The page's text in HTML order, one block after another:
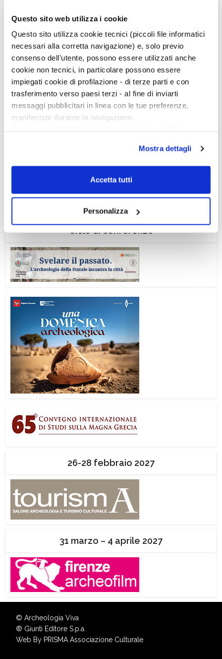
Questo sito web utilizza i cookie
Questo sito utilizza cookie tecnici (piccoli file informatici
necessari alla corretta navigazione) e, solo previo
consenso dell’utente, possono essere utilizzati anche
cookie non tecnici, in particolare possono essere
impiegati cookie di profilazione - di terze parti e con
trasferimento verso paesi terzi - al fine di inviarti
messaggi pubblicitari in linea con le tue preferenze,
manifestate durante la navigazione.
scelte privacy sui cookie, ti invitiamo a prendere visione
dell’informativa cookie.
Chiudendo il banner tramite la “X” prosegui la
dei soli cookie tecnici. Selezionando “Accetta tutti” presti
il tuo consenso alla profilazione che potrai revocare in
ogni momentoRevoca
Mostra dettagli
Accetta tutti
Personalizza
Continua a leggere sulla rivista
Ciclo di conferenze
26-28 febbraio 2027
31 marzo – 4 aprile 2027
© Archeologia Viva
® Giunti Editore S.p.a.
Web By PRISMA Associazione Culturale